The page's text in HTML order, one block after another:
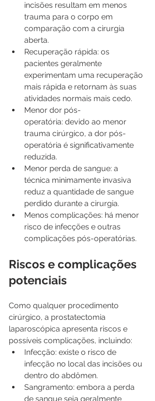
incisões resultam em menos
trauma para o corpo em
comparação com a cirurgia
aberta.
Recuperação rápida: os
pacientes geralmente
experimentam uma recuperação
mais rápida e retornam às suas
atividades normais mais cedo.
Menor dor pós-
operatória: devido ao menor
trauma cirúrgico, a dor pós-
operatória é significativamente
reduzida.
Menor perda de sangue: a
técnica minimamente invasiva
reduz a quantidade de sangue
perdido durante a cirurgia.
Menos complicações: há menor
risco de infecções e outras
complicações pós-operatórias.
Riscos e complicações
potenciais
Como qualquer procedimento
cirúrgico, a prostatectomia
laparoscópica apresenta riscos e
possíveis complicações, incluindo:
Infecção: existe o risco de
infecção no local das incisões ou
dentro do abdômen.
Sangramento: embora a perda
de sangue seja geralmente